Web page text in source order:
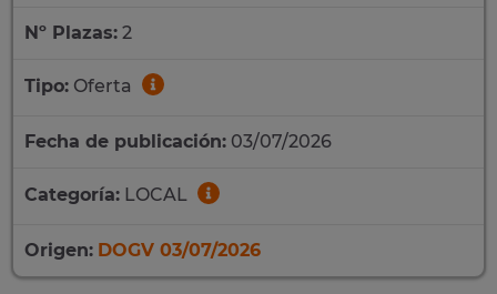
Nº Plazas: 2
Tipo: Oferta
Fecha de publicación: 03/07/2026
Categoría: LOCAL
Origen: DOGV 03/07/2026